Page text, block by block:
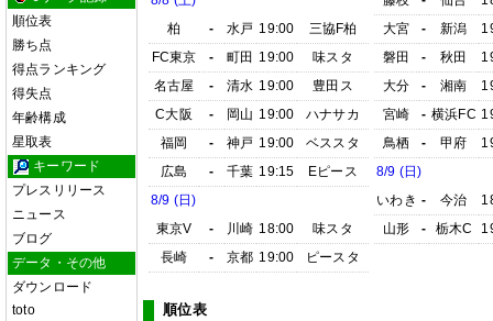
順位表
勝ち点
得点ランキング
得失点
年齢構成
星取表
キーワード
プレスリリース
ニュース
ブログ
データ・その他
ダウンロード
toto
柏
- 水戸 19:00
三協F柏
FC東京
- 町田 19:00
味スタ
名古屋
- 清水 19:00
豊田ス
C大阪
- 岡山 19:00
ハナサカ
福岡
- 神戸 19:00
ベススタ
広島
- 千葉 19:15
Eピース
8/9 (日)
東京V
- 川崎 18:00
味スタ
長崎
- 京都 19:00 ピースタ
大宮
- 新潟
磐田
- 秋田
大分
- 湘南
宮崎
- 横浜FC
鳥栖
- 甲府
8/9 (日)
いわき - 今治
山形
- 栃木C
順位表